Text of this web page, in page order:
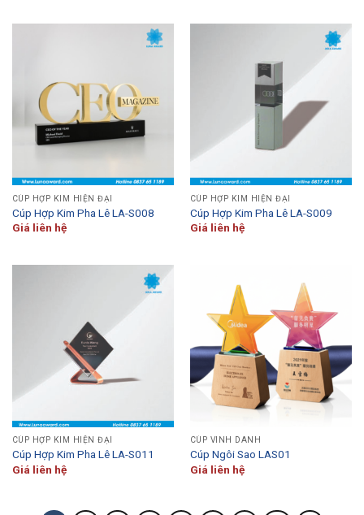
CÚP HỢP KIM HIỆN ĐẠI
Cúp Hợp Kim Pha Lê LA-S008
Giá liên hệ
CÚP HỢP KIM HIỆN ĐẠI
Cúp Hợp Kim Pha Lê LA-S009
Giá liên hệ
CÚP HỢP KIM HIỆN ĐẠI
Cúp Hợp Kim Pha Lê LA-S011
Giá liên hệ
CÚP VINH DANH
Cúp Ngôi Sao LAS01
Giá liên hệ